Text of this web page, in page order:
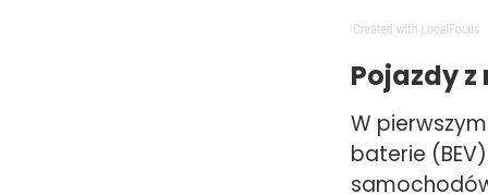
Pojazdy
W
baterie